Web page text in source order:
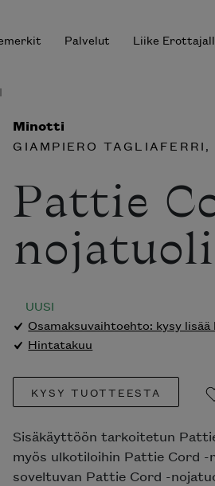
Palvelut Liike
Minotti
GIAMPIERO TAGLIAFERRI,
Pattie
nojatuoli
UUSI
Osamaksuvaihtoehto: kysy
Hintatakuu
KYSY TUOTTEESTA
Sisäkäyttöön tarkoitetun
myös ulkotiloihin Pattie Cord
soveltuvan Pattie Cord -